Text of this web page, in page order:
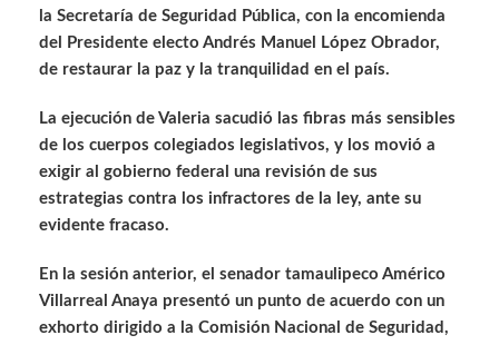
la Secretaría de Seguridad Pública, con la encomienda
del Presidente electo Andrés Manuel López Obrador,
de restaurar la paz y la tranquilidad en el país.
La ejecución de Valeria sacudió las fibras más sensibles
de los cuerpos colegiados legislativos, y los movió a
exigir al gobierno federal una revisión de sus
estrategias contra los infractores de la ley, ante su
evidente fracaso.
En la sesión anterior, el senador tamaulipeco Américo
Villarreal Anaya presentó un punto de acuerdo con un
exhorto dirigido a la Comisión Nacional de Seguridad,